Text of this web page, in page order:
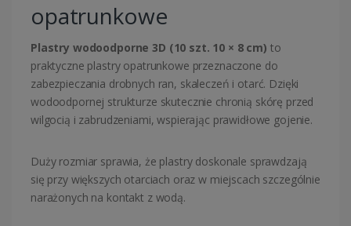
opatrunkowe
Plastry wodoodporne 3D (10 szt. 10 × 8 cm) to
praktyczne plastry opatrunkowe przeznaczone do
zabezpieczania drobnych ran, skaleczeń i otarć. Dzięki
wodoodpornej strukturze skutecznie chronią skórę przed
wilgocią i zabrudzeniami, wspierając prawidłowe gojenie.
Duży rozmiar sprawia, że plastry doskonale sprawdzają
się przy większych otarciach oraz w miejscach szczególnie
narażonych na kontakt z wodą.